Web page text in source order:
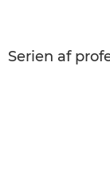
Serien af